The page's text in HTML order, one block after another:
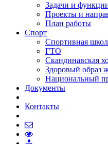
Задачи и
Проекты и
План работы
Спорт
Спортивная
ГТО
Скандинавская
Здоровый образ
Национальный
Документы
Контакты